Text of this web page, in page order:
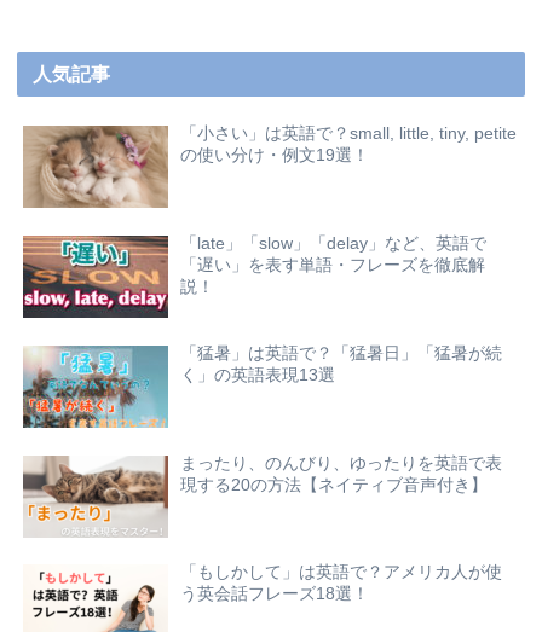
人気記事
「小さい」は英語で？small, little, tiny, petite
の使い分け・例文19選！
「late」「slow」「delay」など、英語で
「遅い」を表す単語・フレーズを徹底解
説！
「猛暑」は英語で？「猛暑日」「猛暑が続
く」の英語表現13選
まったり、のんびり、ゆったりを英語で表
現する20の方法【ネイティブ音声付き】
「もしかして」は英語で？アメリカ人が使
う英会話フレーズ18選！